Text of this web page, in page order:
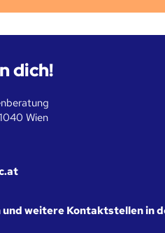
dich!
Wien
weitere Kontaktstellen in